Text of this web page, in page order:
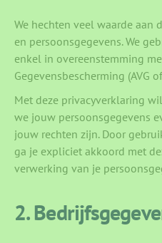
We hechten veel waarde aan
en persoonsgegevens. We
enkel in overeenstemming
Gegevensbescherming (AVG
Met deze privacyverklaring
we jouw persoonsgegevens
jouw rechten zijn. Door
ga je expliciet akkoord met
verwerking van je
2.